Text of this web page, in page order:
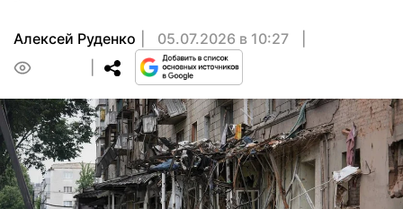
Алексей Руденко
05.07.2026 в 10:27